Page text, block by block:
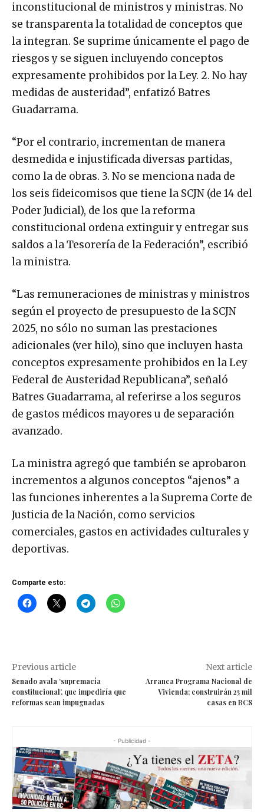
inconstitucional de ministros y ministras. No
se transparenta la totalidad de conceptos que
la integran. Se suprime únicamente el pago de
riesgos y se siguen incluyendo conceptos
expresamente prohibidos por la Ley. 2. No hay
medidas de austeridad”, enfatizó Batres
Guadarrama.
“Por el contrario, incrementan de manera
desmedida e injustificada diversas partidas,
como la de obras. 3. No se menciona nada de
los seis fideicomisos que tiene la SCJN (de 14 del
Poder Judicial), de los que la reforma
constitucional ordena extinguir y entregar sus
saldos a la Tesorería de la Federación”, escribió
la ministra.
“Las remuneraciones de ministras y ministros
según el proyecto de presupuesto de la SCJN
2025, no sólo no suman las prestaciones
adicionales (ver hilo), sino que incluyen hasta
conceptos expresamente prohibidos en la Ley
Federal de Austeridad Republicana”, señaló
Batres Guadarrama, al referirse a los seguros
de gastos médicos mayores u de separación
avanzado.
La ministra agregó que también se aprobaron
incrementos a algunos conceptos “ajenos” a
las funciones inherentes a la Suprema Corte de
Justicia de la Nación, como servicios
comerciales, gastos en actividades culturales y
deportivas.
Comparte esto:
Previous article
Senado avala ‘supremacía
constitucional’, que impediría que
reformas sean impugnadas
Next article
Arranca Programa Nacional de
Vivienda; construirán 25 mil
casas en BCS
- Publicidad -